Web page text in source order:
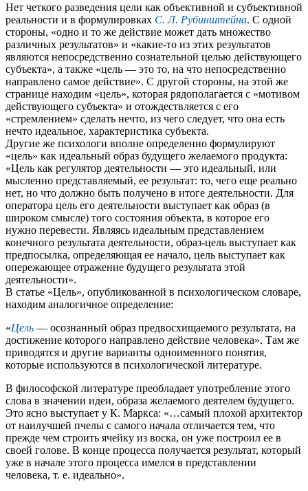
Нет четкого разведения цели как объективной и субъективной
реальности и в формулировках С. Л. Рубинштейна. С одной
стороны, «одно и то же действие может дать множество
различных результатов» и «какие-то из этих результатов
являются непосредственно сознательной целью действующего
субъекта», а также «цель — это то, на что непосредственно
направлено самое действие». С другой стороны, на этой же
странице находим «цель», которая рядополагается с «мотивом
действующего субъекта» и отождествляется с его
«стремлением» сделать нечто, из чего следует, что она есть
нечто идеальное, характеристика субъекта.
Другие же психологи вполне определенно формулируют
«цель» как идеальный образ будущего желаемого продукта:
«Цель как регулятор деятельности — это идеальный, или
мысленно представляемый, ее результат: то, чего еще реально
нет, но что должно быть получено в итоге деятельности. Для
оператора цель его деятельности выступает как образ (в
широком смысле) того состояния объекта, в которое его
нужно перевести. Являясь идеальным представлением
конечного результата деятельности, образ-цель выступает как
предпосылка, определяющая ее начало, цель выступает как
опережающее отражение будущего результата этой
деятельности».
В статье «Цель», опубликованной в психологическом словаре,
находим аналогичное определение:
«Цель — осознанный образ предвосхищаемого результата, на
достижение которого направлено действие человека». Там же
приводятся и другие варианты одноименного понятия,
которые используются в психологической литературе.
В философской литературе преобладает употребление этого
слова в значении идеи, образа желаемого деятелем будущего.
Это ясно выступает у К. Маркса: «…самый плохой архитектор
от наилучшей пчелы с самого начала отличается тем, что
прежде чем строить ячейку из воска, он уже построил ее в
своей голове. В конце процесса получается результат, который
уже в начале этого процесса имелся в представлении
человека, т. е. идеально».